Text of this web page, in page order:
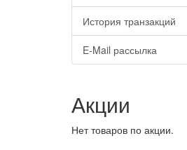
История транзакций
E-Mail рассылка
Акции
Нет товаров по акции.